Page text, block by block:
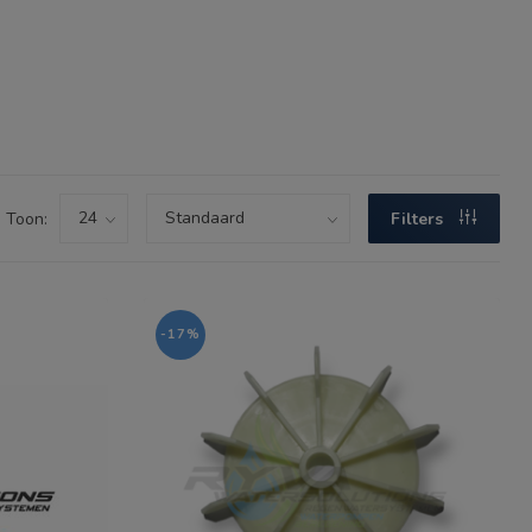
Toon: Filters
-17%